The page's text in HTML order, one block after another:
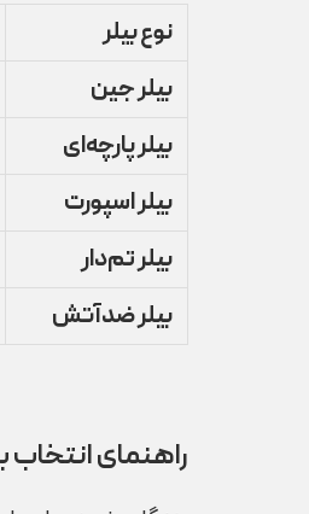
نوع بیلر
بیلر جین
بیلر پارچه‌ای
بیلر اسپورت
بیلر تم‌دار
بیلر ضدآتش
راهنمای انتخاب